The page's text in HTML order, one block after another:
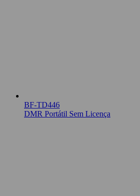
BF-TD446
DMR Portátil Sem Licença